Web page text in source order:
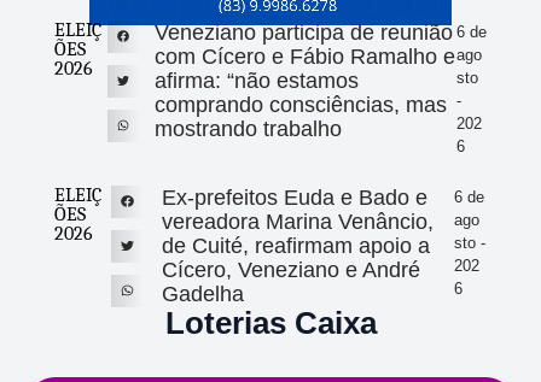
ELEIÇ
ÕES
2026
Veneziano participa de reunião
com Cícero e Fábio Ramalho e
afirma: “não estamos
comprando consciências, mas
mostrando trabalho
6 de
ago
sto
-
202
6
ELEIÇ
ÕES
2026
Ex-prefeitos Euda e Bado e
vereadora Marina Venâncio,
de Cuité, reafirmam apoio a
Cícero, Veneziano e André
Gadelha
6 de
ago
sto -
202
6
Loterias Caixa